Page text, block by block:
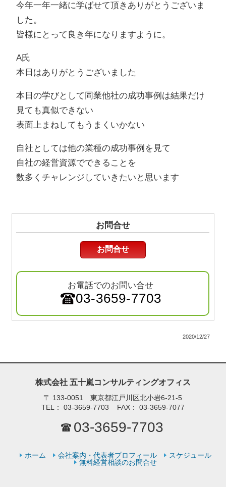
今年一年一緒に学ばせて頂きありがとうございま
した。
皆様にとって良き年になりますように。
A氏
本日はありがとうございました
本日の学びとして同業他社の成功事例は結果だけ
見ても真似できない
表面上まねしてもうまくいかない
自社としては他の業種の成功事例を見て
自社の経営資源でできることを
数多くチャレンジしていきたいと思います
お問合せ
お問合せ
お電話でのお問い合せ
03-3659-7703
2020/12/27
株式会社 五十嵐コンサルティングオフィス
〒 133-0051 東京都江戸川区北小岩6-21-5
TEL：
03-3659-7703 FAX： 03-3659-7077
03-3659-7703
ホーム 会社案内・代表者プロフィール
スケジュール
無料経営相談のお問合せ